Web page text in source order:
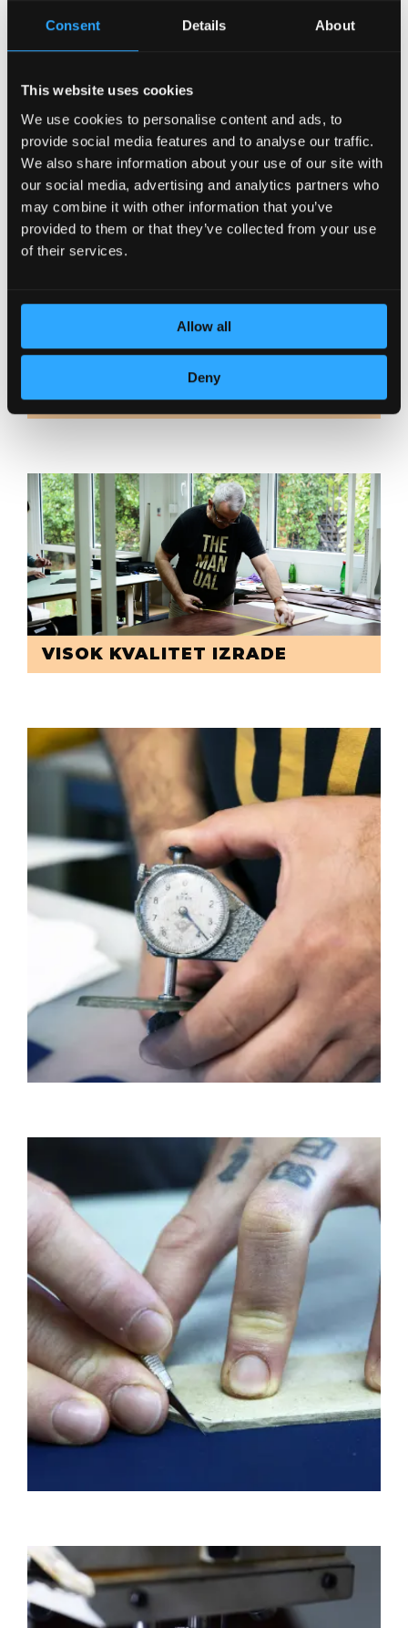
Consent Details About
This website uses cookies
We use cookies to personalise content and ads, to
provide social media features and to analyse our traffic.
We also share information about your use of our site with
our social media, advertising and analytics partners who
may combine it with other information that you’ve
provided to them or that they’ve collected from your use
of their services.
Allow all
Deny
POSVEĆENOST DETALJIMA
KOŽA VRHUNSKOG KVALITETA
VISOK KVALITET IZRADE